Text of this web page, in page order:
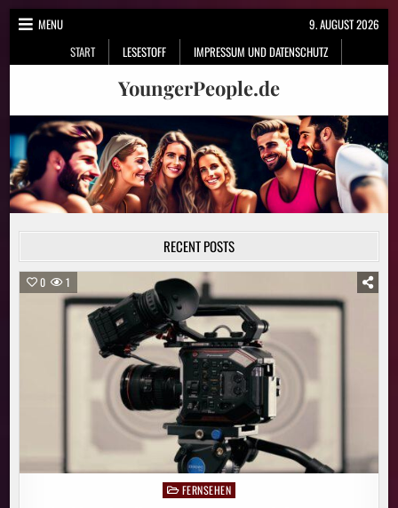
Skip
MENU
START
LESESTOFF IMPRESSUM UND DATENSCHUTZ
9. AUGUST 2026
YoungerPeople.de
RECENT POSTS
0 1
PostedFERNSEHEN